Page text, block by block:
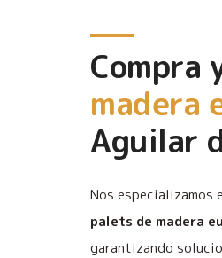
Compra
madera
Aguilar
Nos especializamos
palets de madera
garantizando